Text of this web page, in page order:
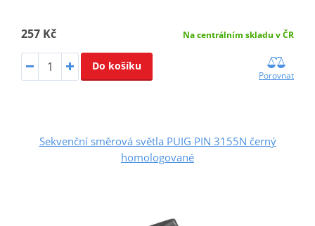
257 Kč Na centrálním skladu v ČR
Do košíku
Porovnat
Sekvenční směrová světla PUIG PIN 3155N černý
homologované